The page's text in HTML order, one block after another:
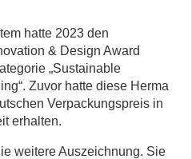
hatte 2023 den
& Design Award
„Sustainable
Zuvor hatte diese Herma
Verpackungspreis in
erhalten.
weitere Auszeichnung. Sie